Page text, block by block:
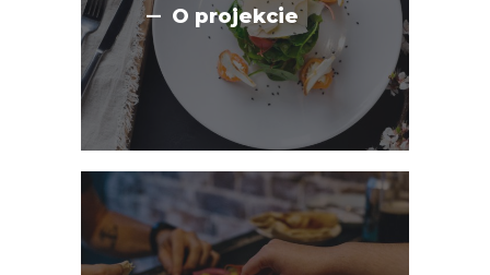
O projekcie